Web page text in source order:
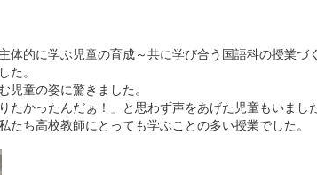
的に学ぶ児童の育成～共に学び合う国語科の授業づ
。
童の姿に驚きました。
かったんだぁ！」と思わず声をあげた児童もいまし
ち高校教師にとっても学ぶことの多い授業でした。